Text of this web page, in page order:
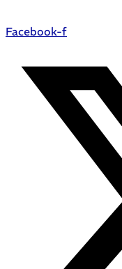
Facebook-f